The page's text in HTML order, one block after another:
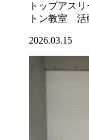
トップアス
トン教室 活
2026.03.15